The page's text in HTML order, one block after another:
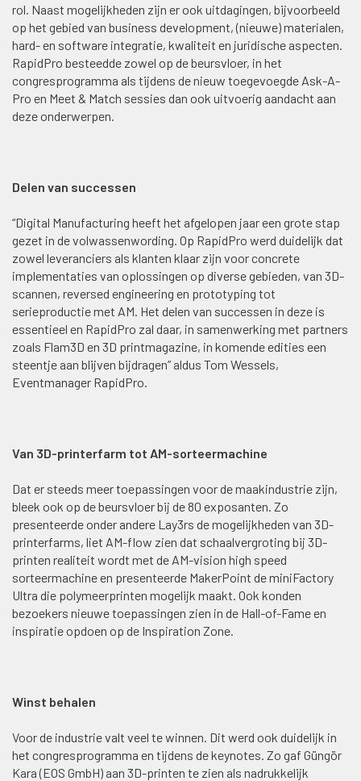
rol. Naast mogelijkheden zijn er ook uitdagingen, bijvoorbeeld
op het gebied van business development, (nieuwe) materialen,
hard- en software integratie, kwaliteit en juridische aspecten.
RapidPro besteedde zowel op de beursvloer, in het
congresprogramma als tijdens de nieuw toegevoegde Ask-A-
Pro en Meet & Match sessies dan ook uitvoerig aandacht aan
deze onderwerpen.
Delen van successen
“Digital Manufacturing heeft het afgelopen jaar een grote stap
gezet in de volwassenwording. Op RapidPro werd duidelijk dat
zowel leveranciers als klanten klaar zijn voor concrete
implementaties van oplossingen op diverse gebieden, van 3D-
scannen, reversed engineering en prototyping tot
serieproductie met AM. Het delen van successen in deze is
essentieel en RapidPro zal daar, in samenwerking met partners
zoals Flam3D en 3D printmagazine, in komende edities een
steentje aan blijven bijdragen” aldus Tom Wessels,
Eventmanager RapidPro.
Van 3D-printerfarm tot AM-sorteermachine
Dat er steeds meer toepassingen voor de maakindustrie zijn,
bleek ook op de beursvloer bij de 80 exposanten. Zo
presenteerde onder andere Lay3rs de mogelijkheden van 3D-
printerfarms, liet AM-flow zien dat schaalvergroting bij 3D-
printen realiteit wordt met de AM-vision high speed
sorteermachine en presenteerde MakerPoint de miniFactory
Ultra die polymeerprinten mogelijk maakt. Ook konden
bezoekers nieuwe toepassingen zien in de Hall-of-Fame en
inspiratie opdoen op de Inspiration Zone.
Winst behalen
Voor de industrie valt veel te winnen. Dit werd ook duidelijk in
het congresprogramma en tijdens de keynotes. Zo gaf Güngör
Kara (EOS GmbH) aan 3D-printen te zien als nadrukkelijk